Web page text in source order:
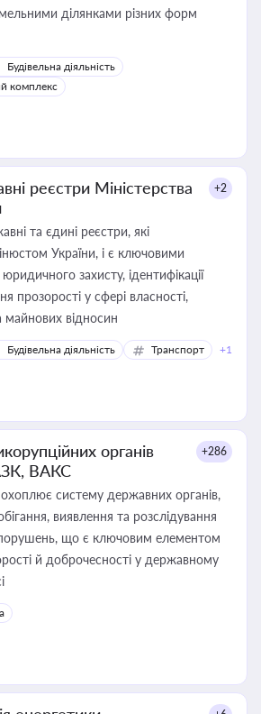
ділянками різних форм
Будівельна діяльність
комплекс
реєстри Міністерства
+2
та єдині реєстри, які
України, і є ключовими
захисту, ідентифікації
прозорості у сфері власності,
майнових відносин
Будівельна діяльність Транспорт +1
органів
ВАКС
+286
систему державних органів,
виявлення та розслідування
що є ключовим елементом
й доброчесності у державному